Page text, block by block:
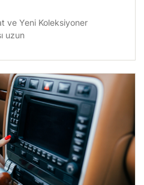
ve Yeni Koleksiyoner
uzun